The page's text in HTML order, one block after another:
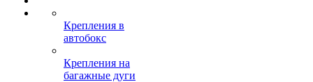
Крепления в
автобокс
Крепления на
багажные дуги